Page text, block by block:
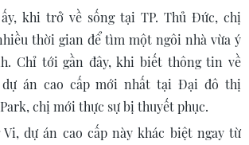
khi trở về sống tại TP. Thủ Đức, chị
thời gian để tìm một ngôi nhà vừa ý
Chỉ tới gần đây, khi biết thông tin về
dự án cao cấp mới nhất tại Đại đô thị
chị mới thực sự bị thuyết phục.
Vi, dự án cao cấp này khác biệt ngay từ